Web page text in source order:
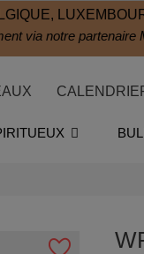
via notre partenaire